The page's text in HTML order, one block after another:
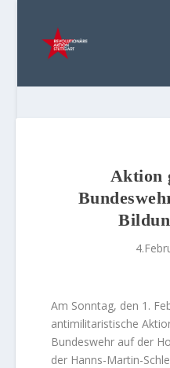
Aktion
Am Sonntag, den 1.
antimilitaristische
Bundeswehr auf der
der Hanns-Martin-